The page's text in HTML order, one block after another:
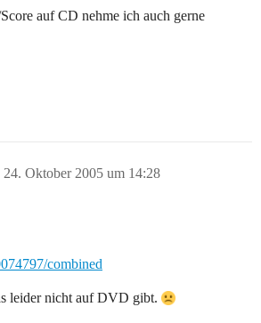
auf CD nehme ich auch gerne
24. Oktober 2005 um 14:28
combined
leider nicht auf DVD gibt.